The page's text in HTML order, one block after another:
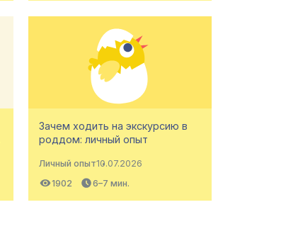
Зачем ходить на экскурсию в
роддом: личный опыт
Личный опыт10.07.2026
1902
6–7 мин.